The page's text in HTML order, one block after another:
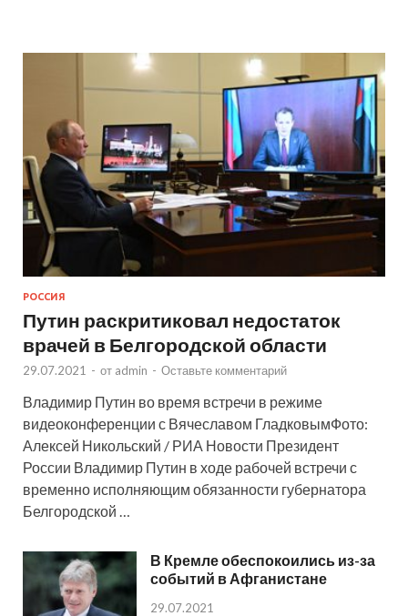
РОССИЯ
Путин раскритиковал недостаток
врачей в Белгородской области
29.07.2021 - от admin - Оставьте комментарий
Владимир Путин во время встречи в режиме
видеоконференции с Вячеславом ГладковымФото:
Алексей Никольский / РИА Новости Президент
России Владимир Путин в ходе рабочей встречи с
временно исполняющим обязанности губернатора
Белгородской …
В Кремле обеспокоились из-за
событий в Афганистане
29.07.2021